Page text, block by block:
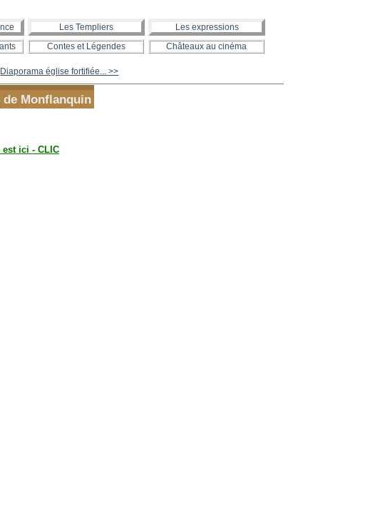
Les Templiers
Les expressions
Contes et Légendes Châteaux au cinéma
Diaporama église fortifiée... >>
Monflanquin
ici - CLIC